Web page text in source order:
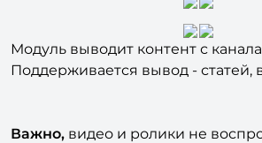
Модуль выводит контент с
Поддерживается вывод - статей,
Важно, видео и ролики не